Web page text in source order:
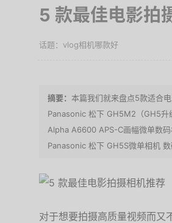
5 款最佳电影拍
vlog相机哪款好
本篇我们就来盘点5款适合
Panasonic 松下 GH5M2（GH5
Alpha A6600 APS-C画幅微单数
Panasonic 松下 GH5S微单相机 数
对于想要拍摄高质量视频而又